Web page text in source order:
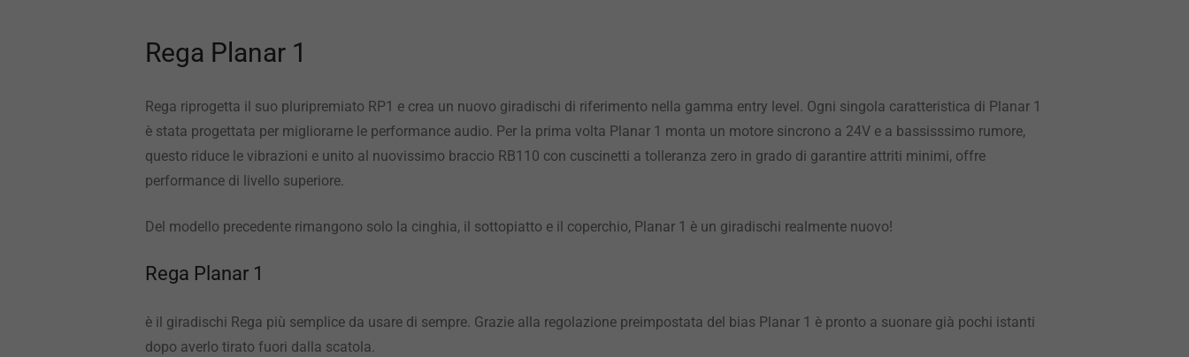
Rega Planar 1
Rega riprogetta il suo pluripremiato RP1 e crea un nuovo giradischi di riferimento nella gamma entry level. Ogni singola caratteristica di Planar 1
è stata progettata per migliorarne le performance audio. Per la prima volta Planar 1 monta un motore sincrono a 24V e a bassisssimo rumore,
questo riduce le vibrazioni e unito al nuovissimo braccio RB110 con cuscinetti a tolleranza zero in grado di garantire attriti minimi, offre
performance di livello superiore.
Del modello precedente rimangono solo la cinghia, il sottopiatto e il coperchio, Planar 1 è un giradischi realmente nuovo!
Rega Planar 1
è il giradischi Rega più semplice da usare di sempre. Grazie alla regolazione preimpostata del bias Planar 1 è pronto a suonare già pochi istanti
dopo averlo tirato fuori dalla scatola.